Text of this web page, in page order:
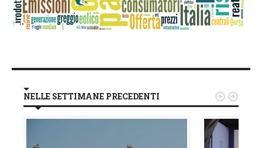
NELLE SETTIMANE PRECEDENTI  